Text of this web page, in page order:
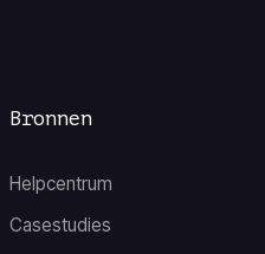
Bronnen
Helpcentrum
Casestudies